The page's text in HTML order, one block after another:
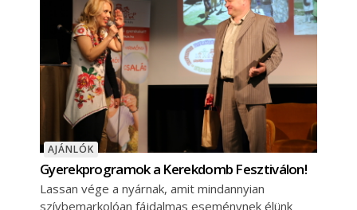
AJÁNLÓK
Gyerekprogramok a Kerekdomb Fesztiválon!
Lassan vége a nyárnak, amit mindannyian
szívbemarkolóan fájdalmas eseménynek élünk